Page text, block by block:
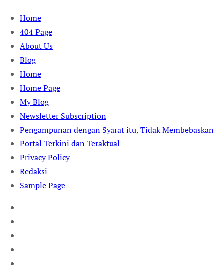
Skip
content
Home
404 Page
About Us
Blog
Home
Home Page
My Blog
Newsletter Subscription
Pengampunan dengan Syarat itu, Tidak Membebaskan
Portal Terkini dan Teraktual
Privacy Policy
Redaksi
Sample Page